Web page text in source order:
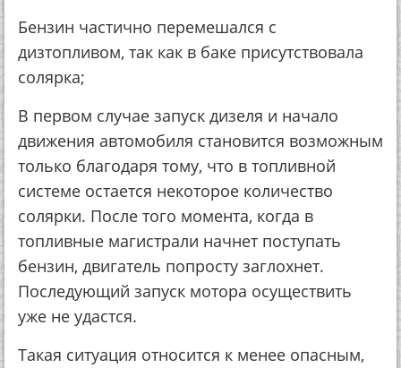
Бензин частично перемешался с
дизтопливом, так как в баке присутствовала
солярка;
В первом случае запуск дизеля и начало
движения автомобиля становится возможным
только благодаря тому, что в топливной
системе остается некоторое количество
солярки. После того момента, когда в
топливные магистрали начнет поступать
бензин, двигатель попросту заглохнет.
Последующий запуск мотора осуществить
уже не удастся.
Такая ситуация относится к менее опасным,